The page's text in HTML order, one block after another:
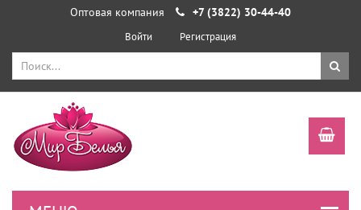
Оптовая компания +7 (3822) 30-44-40
Войти Регистрация